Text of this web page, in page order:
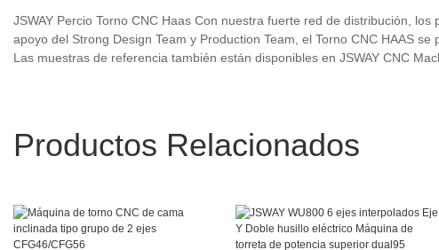
JSWAY Percio Torno CNC Haas Con nuestra fuerte red de distribución,
apoyo del Strong Design Team y Production Team, el Torno CNC HAAS
Las muestras de referencia también están disponibles en JSWAY CNC
Productos Relacionados